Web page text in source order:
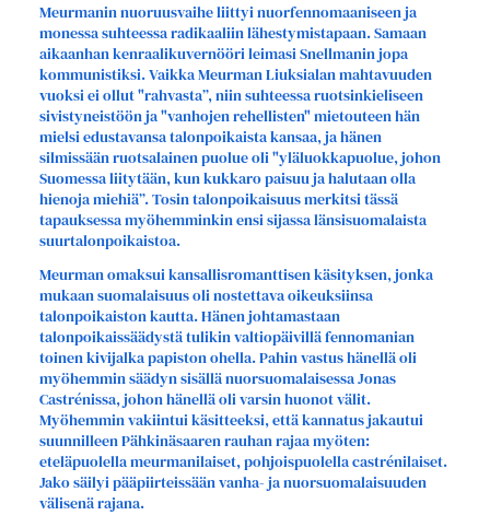
Meurmanin nuoruusvaihe liittyi nuorfennomaaniseen ja
monessa suhteessa radikaaliin lähestymistapaan. Samaan
aikaanhan kenraalikuvernööri leimasi Snellmanin jopa
kommunistiksi. Vaikka Meurman Liuksialan mahtavuuden
vuoksi ei ollut "rahvasta”, niin suhteessa ruotsinkieliseen
sivistyneistöön ja "vanhojen rehellisten" mietouteen hän
mielsi edustavansa talonpoikaista kansaa, ja hänen
silmissään ruotsalainen puolue oli "yläluokkapuolue, johon
Suomessa liitytään, kun kukkaro paisuu ja halutaan olla
hienoja miehiä”. Tosin talonpoikaisuus merkitsi tässä
tapauksessa myöhemminkin ensi sijassa länsisuomalaista
suurtalonpoikaistoa.
Meurman omaksui kansallisromanttisen käsityksen, jonka
mukaan suomalaisuus oli nostettava oikeuksiinsa
talonpoikaiston kautta. Hänen johtamastaan
talonpoikaissäädystä tulikin valtiopäivillä fennomanian
toinen kivijalka papiston ohella. Pahin vastus hänellä oli
myöhemmin säädyn sisällä nuorsuomalaisessa Jonas
Castrénissa, johon hänellä oli varsin huonot välit.
Myöhemmin vakiintui käsitteeksi, että kannatus jakautui
suunnilleen Pähkinäsaaren rauhan rajaa myöten:
eteläpuolella meurmanilaiset, pohjoispuolella castrénilaiset.
Jako säilyi pääpiirteissään vanha- ja nuorsuomalaisuuden
välisenä rajana.